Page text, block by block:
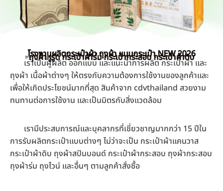
โรงงานผลิตกระเป๋าผ้า ถุงผ้า แบบกระเป๋า NEW 2026
ถุงผ้าหูรูด กระเป๋าผ้าร่ม กระเป๋ากระสอบ กระเป๋าผ้าดิบ
เราเป็นผู้ผลิต ออกแบบ และแนะนำการผลิต กระเป๋าผ้า และ
ถุงผ้า เนื้อผ้าต่างๆ ให้ตรงกับความต้องการใช้งานของลูกค้าและ
เพื่อให้เกิดประโยชน์มากที่สุด สินค้าจาก cdvthailand สวยงาม
ทนทานต่อการใช้งาน และเป็นมิตรกับสิ่งแวดล้อม
เรามีประสบการณ์และบุคลากรที่เชี่ยวชาญมากกว่า 15 ปีใน
การรับผลิตกระเป๋าแบบต่างๆ ไม่ว่าจะเป็น กระเป๋าผ้าแคนวาส
กระเป๋าผ้าดิบ ถุงผ้าสปันบอนด์ กระเป๋าผ้ากระสอบ ถุงผ้ากระสอบ
ถุงผ้าร่ม ถุงไวน์ และอื่นๆ ตามลูกค้าสั่งซื้อ